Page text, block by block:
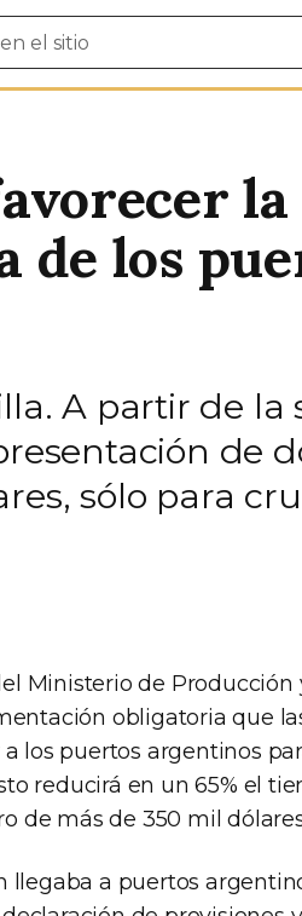
la
de los
A partir de la
de
sólo para
Ministerio de Producción
obligatoria que
los puertos argentinos
reducirá en un 65% el
de más de 350 mil
llegaba a puertos